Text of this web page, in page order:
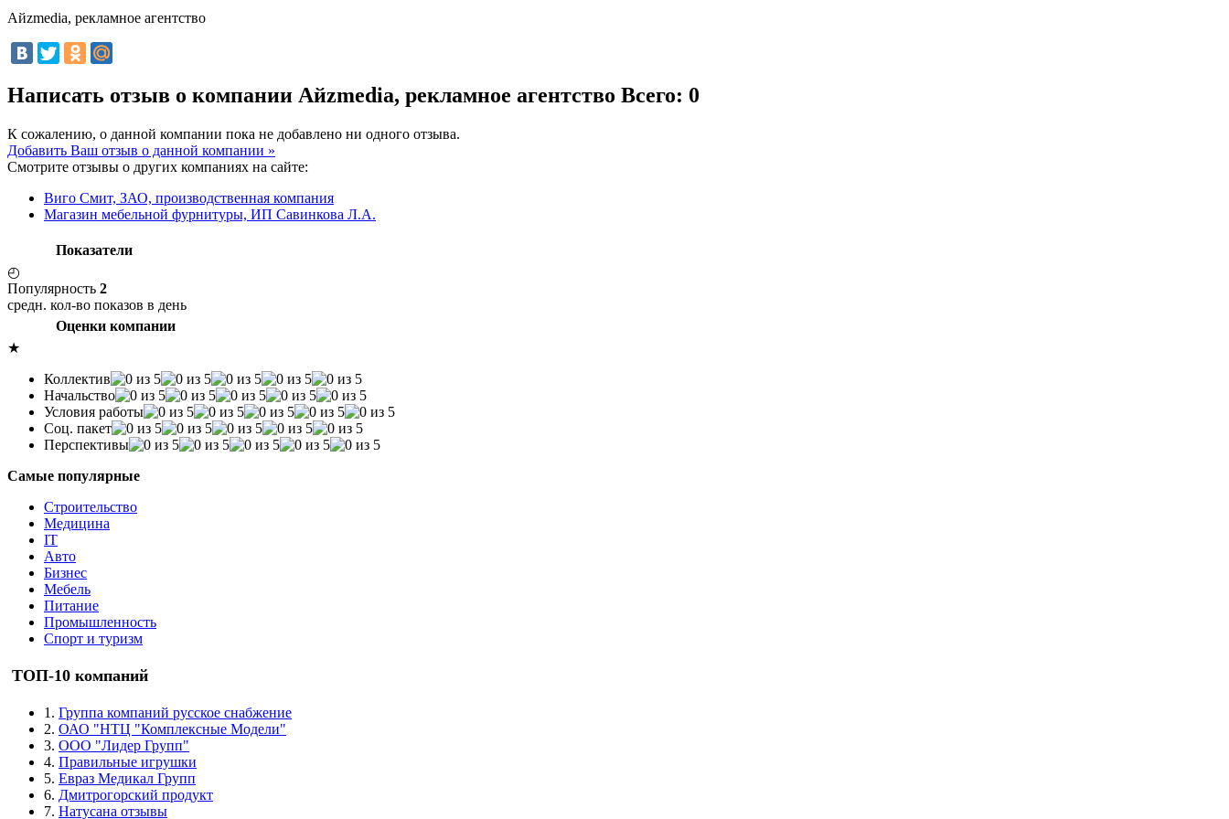
Айzmedia, рекламное агентство
Написать отзыв о компании Айzmedia, рекламное агентство Всего: 0
К сожалению, о данной компании пока не добавлено ни одного отзыва.
Добавить Ваш отзыв о данной компании »
Смотрите отзывы о других компаниях на сайте:
Виго Смит, ЗАО, производственная компания
Магазин мебельной фурнитуры, ИП Савинкова Л.А.
Показатели
◴
Популярность 2
средн. кол-во показов в день
Оценки компании
★
Коллектив
Начальство
Условия работы
Соц. пакет
Перспективы
Самые популярные
Строительство
Медицина
IT
Авто
Бизнес
Мебель
Питание
Промышленность
Спорт и туризм
ТОП-10 компаний
1. Группа компаний русское снабжение
2. ОАО "НТЦ "Комплексные Модели"
3. ООО "Лидер Групп"
4. Правильные игрушки
5. Евраз Медикал Групп
6. Дмитрогорский продукт
7. Натусана отзывы